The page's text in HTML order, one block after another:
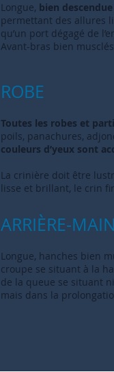
Longue, bien descendue
permettant des allures
qu’un port dégagé de
Avant-bras bien
ROBE
Toutes les robes et
poils, panachures,
couleurs d’yeux sont
La crinière doit être
lisse et brillant, le crin
ARRIÈRE-MAIN
Longue, hanches bien
croupe se situant à la
de la queue se situant
mais dans la